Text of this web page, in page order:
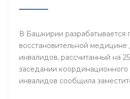
В Башкирии разрабатывается
восстановительной
инвалидов, рассчитанный на
заседании
инвалидов сообщила